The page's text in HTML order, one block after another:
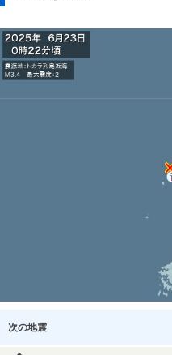
次の地震